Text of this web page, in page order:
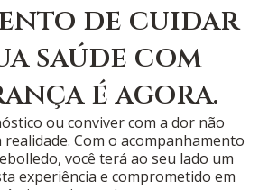
de cuidar
saúde com
é agora.
ou conviver com a dor não
realidade. Com o acompanhamento
você terá ao seu lado um
experiência e comprometido em